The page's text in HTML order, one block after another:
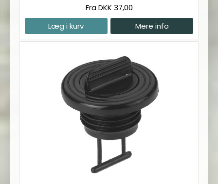
Fra DKK 37,00
Læg i kurv
Mere info